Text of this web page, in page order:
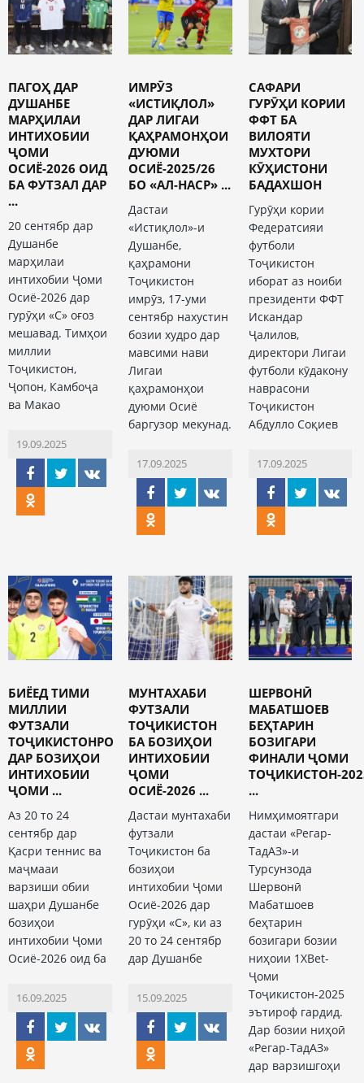
ПАГОҲ ДАР
ДУШАНБЕ
МАРҲИЛАИ
ИНТИХОБИИ
ҶОМИ
ОСИЁ-2026 ОИД
БА ФУТЗАЛ ДАР
...
20 сентябр дар
Душанбе
марҳилаи
интихобии Ҷоми
Осиё-2026 дар
гурӯҳи «С» оғоз
мешавад. Тимҳои
миллии
Тоҷикистон,
Ҷопон, Камбоҷа
ва Макао
19.09.2025
ИМРӮЗ
«ИСТИҚЛОЛ»
ДАР ЛИГАИ
ҚАҲРАМОНҲОИ
ДУЮМИ
ОСИЁ-2025/26
БО «АЛ-НАСР» ...
Дастаи
«Истиқлол»-и
Душанбе,
қаҳрамони
Тоҷикистон
имрӯз, 17-уми
сентябр нахустин
бозии худро дар
мавсими нави
Лигаи
қаҳрамонҳои
дуюми Осиё
баргузор мекунад.
17.09.2025
САФАРИ
ГУРӮҲИ КОРИИ
ФФТ БА
ВИЛОЯТИ
МУХТОРИ
КӮҲИСТОНИ
БАДАХШОН
Гурӯҳи кории
Федератсияи
футболи
Тоҷикистон
иборат аз ноиби
президенти ФФТ
Искандар
Ҷалилов,
директори Лигаи
футболи кӯдакону
наврасони
Тоҷикистон
Абдулло Соқиев
17.09.2025
БИЁЕД ТИМИ
МИЛЛИИ
ФУТЗАЛИ
ТОҶИКИСТОНРО
ДАР БОЗИҲОИ
ИНТИХОБИИ
ҶОМИ ...
Аз 20 то 24
сентябр дар
Қасри теннис ва
маҷмааи
варзиши обии
шаҳри Душанбе
бозиҳои
интихобии Ҷоми
Осиё-2026 оид ба
16.09.2025
МУНТАХАБИ
ФУТЗАЛИ
ТОҶИКИСТОН
БА БОЗИҲОИ
ИНТИХОБИИ
ҶОМИ
ОСИЁ-2026 ...
Дастаи мунтахаби
футзали
Тоҷикистон ба
бозиҳои
интихобии Ҷоми
Осиё-2026 дар
гурӯҳи «С», ки аз
20 то 24 сентябр
дар Душанбе
15.09.2025
ШЕРВОНӢ
МАБАТШОЕВ
БЕҲТАРИН
БОЗИГАРИ
ФИНАЛИ ҶОМИ
ТОҶИКИСТОН-
...
Нимҳимоятгари
дастаи «Регар-
ТадАЗ»-и
Турсунзода
Шервонӣ
Мабатшоев
беҳтарин
бозигари бозии
ниҳоии 1XBet-
Ҷоми
Тоҷикистон-2025
эътироф гардид.
Дар бозии ниҳоӣ
«Регар-ТадАЗ»
дар варзишгоҳи